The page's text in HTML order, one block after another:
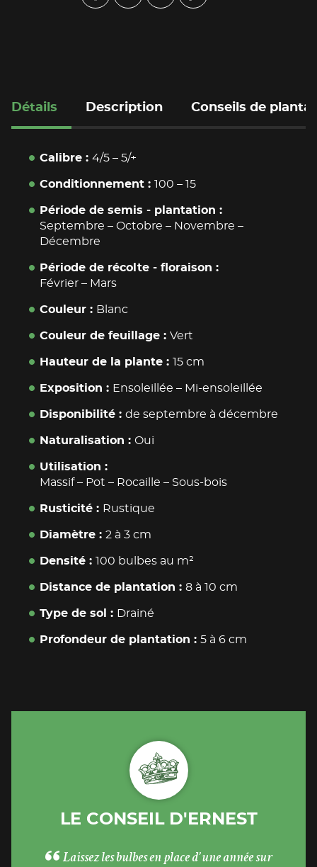
Détails Description Conseils de
Calibre 4/5 – 5/+
Conditionnement 100 – 15
Période de semis - plantation
Septembre – Octobre – Novembre –
Décembre
Période de récolte - floraison
Février – Mars
Couleur Blanc
Couleur de feuillage Vert
Hauteur de la plante 15 cm
Exposition Ensoleillée – Mi-ensoleillée
Disponibilité de septembre à décembre
Naturalisation Oui
Utilisation
Massif– Pot – Rocaille – Sous-bois
Rusticité Rustique
Diamètre 2 à 3 cm
Densité 100 bulbes au m²
Distance de plantation 8 à 10 cm
Type de sol Drainé
Profondeur de plantation 5 à 6 cm
LE CONSEIL D'ERNEST
Laissez les bulbes en place d’une année sur